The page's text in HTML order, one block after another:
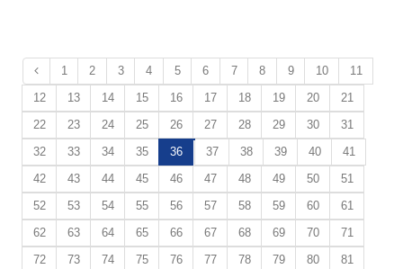
1 2 3 4 5 6 7 8 9 10
11
12
13 14 15 16 17 18 19 20
21
22
23 24 25 26 27 28 29 30
31
32
33 34 35 36 37 38 39 40
41
42
43 44 45 46 47 48 49 50
51
52
53 54 55 56 57 58 59 60
61
62
63 64 65 66 67 68 69 70
71
72
73 74 75 76 77 78 79 80 81